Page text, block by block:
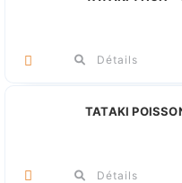
Détails
TATAKI
Détails